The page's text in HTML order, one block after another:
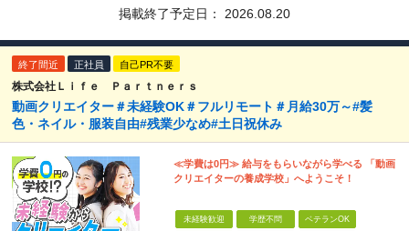
掲載終了予定日： 2026.08.20
終了間近 正社員 自己PR不要
株式会社Ｌｉｆｅ Ｐａｒｔｎｅｒｓ
動画クリエイター＃未経験OK＃フルリモート＃月給30万～#髪
色・ネイル・服装自由#残業少なめ#土日祝休み
≪学費は0円≫ 給与をもらいながら学べる 「動画
クリエイターの養成学校」へようこそ！
未経験歓迎 学歴不問 ベテランOK